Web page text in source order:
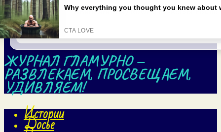
ЖУРНАЛ ГЛАМУРНО —
РАЗВЛЕКАЕМ, ПРОСВЕЩАЕМ,
УДИВЛЯЕМ!
Истории
Досье